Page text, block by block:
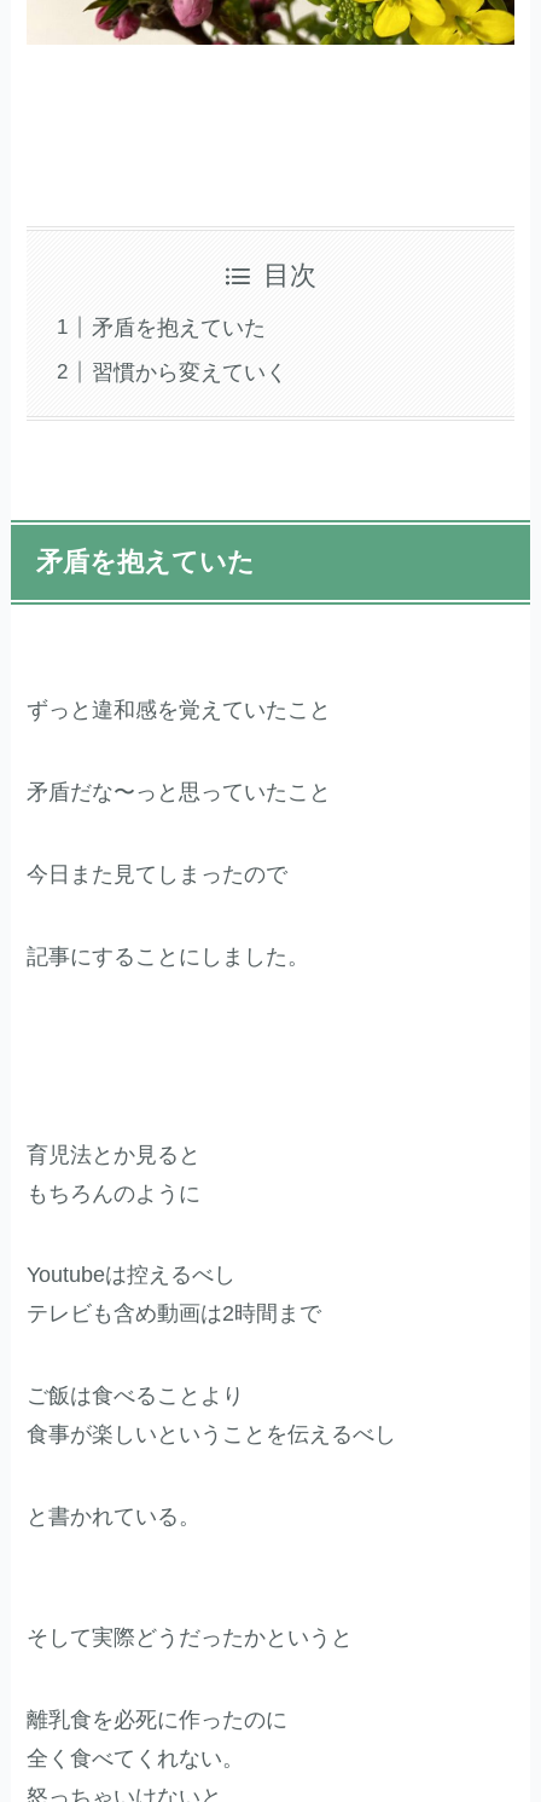
目次
矛盾を抱えていた
習慣から変えていく
矛盾を抱えていた
ずっと違和感を覚えていたこと
矛盾だな〜っと思っていたこと
今日また見てしまったので
記事にすることにしました。
育児法とか見ると
もちろんのように
Youtubeは控えるべし
テレビも含め動画は2時間まで
ご飯は食べることより
食事が楽しいということを伝えるべし
と書かれている。
そして実際どうだったかというと
離乳食を必死に作ったのに
全く食べてくれない。
怒っちゃいけないと